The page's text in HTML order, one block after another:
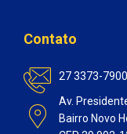
Contato
27 3373-7900
Av.
Bairro Novo